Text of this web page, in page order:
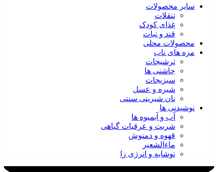
سایر محصولات
تنقلات
غذای کودک
قند و نبات
محصولات محلی
مزه های ناب
ترشیجات
چاشنی ها
سبزیجات
شیره و عسل
نان شیرینی سنتی
نوشیدنی ها
آب و آبمیوه ها
شربت و عرقیات گیاهی
قهوه و دمنوش
ماءالشعیر
نوشابه و انرژی زا